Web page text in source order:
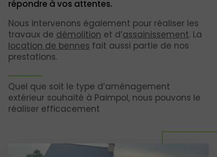
répondre à vos attentes.
Nous intervenons également pour réaliser les
travaux de démolition et d’assainissement. La
location de bennes fait aussi partie de nos
prestations.
Quel que soit le type d’aménagement
extérieur souhaité à Paimpol, nous pouvons le
réaliser efficacement